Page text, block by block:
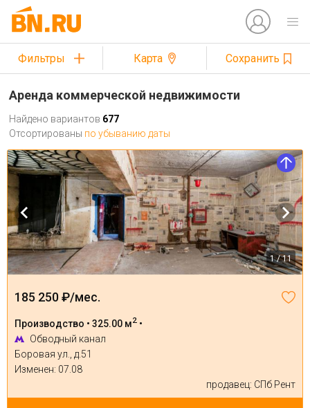
Фильтры Карта Сохранить
Аренда коммерческой недвижимости
Найдено вариантов 677
Отсортированы по убыванию даты
1 / 11
185 250 ₽/мес.
Производство • 325.00 м2 •
Обводный канал
Боровая ул., д.51
Изменен: 07.08
продавец: СПб Рент